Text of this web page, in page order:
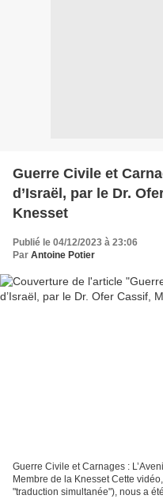
Guerre Civile et
d’Israël, par le Dr.
Knesset
Publié le 04/12/2023 à 23:06
Par Antoine Potier
Guerre Civile et Carnages :
Membre de la Knesset Cette
"traduction simultanée"), nous a